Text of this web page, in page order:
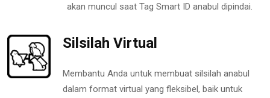
akan muncul saat Tag Smart ID anabul dipindai.
Silsilah Virtual
Membantu Anda untuk membuat silsilah anabul
dalam format virtual yang fleksibel, baik untuk